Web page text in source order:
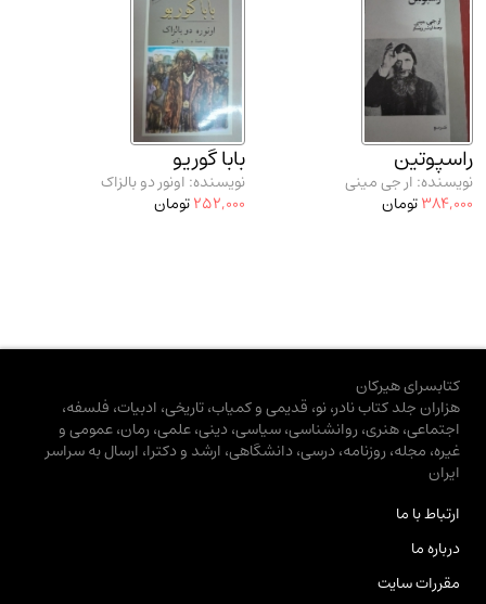
راسپوتین
نویسنده: ار جی مینی
384,000تومان
بابا گوریو
نویسنده: اونور دو بالزاک
252,000تومان
کتابسرای هیرکان
هزاران جلد کتاب نادر، نو، قدیمی و کمیاب، تاریخی، ادبیات، فلسفه،
اجتماعی، هنری، روانشناسی، سیاسی، دینی، علمی، رمان، عمومی و
غیره، مجله، روزنامه، درسی، دانشگاهی، ارشد و دکترا، ارسال به سراسر
ایران
ارتباط با ما
درباره ما
مقررات سایت